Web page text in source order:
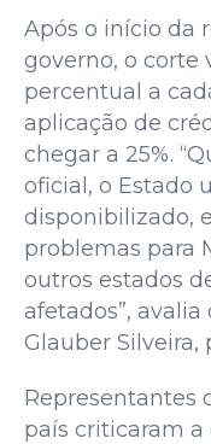
Após o início da
governo, o corte
percentual a
aplicação de
chegar a 25%.
oficial, o Estado
disponibilizado,
problemas para
outros estados
afetados”,
Glauber Silveira,
Representantes
país criticaram a